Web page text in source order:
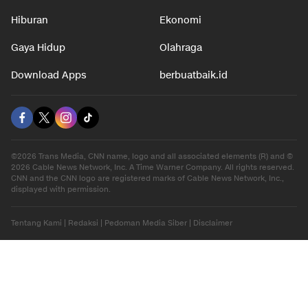
Hiburan Ekonomi
Gaya Hidup Olahraga
Download Apps berbuatbaik.id
©2026 Trans Media, CNN name, logo and all associated elements (R) and ©
2026 Cable News Network, Inc. A Time Warner Company. All rights reserved.
CNN and the CNN logo are registered marks of Cable News Network, Inc.,
displayed with permission.
Tentang Kami | Redaksi | Pedoman Media Siber | Disclaimer